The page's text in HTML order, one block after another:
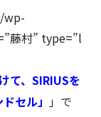
wp-
藤村” type=”l
て、SIRIUSを
セル」 」で